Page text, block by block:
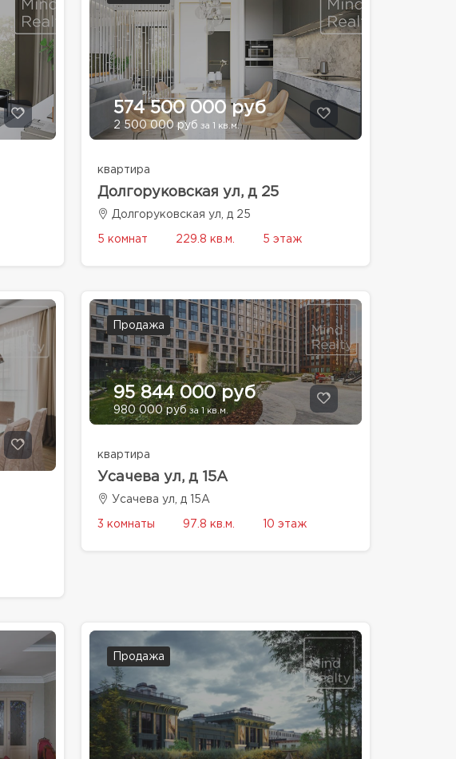
574 500 000 руб
2 500 000 руб за 1 кв.м.
квартира
Долгоруковская ул, д 25
Долгоруковская ул, д 25
5 комнат 229.8 кв.м. 5 этаж
Продажа
95 844 000 руб
980 000 руб за 1 кв.м.
квартира
Усачева ул, д 15А
Усачева ул, д 15А
3 комнаты 97.8 кв.м. 10 этаж
Продажа